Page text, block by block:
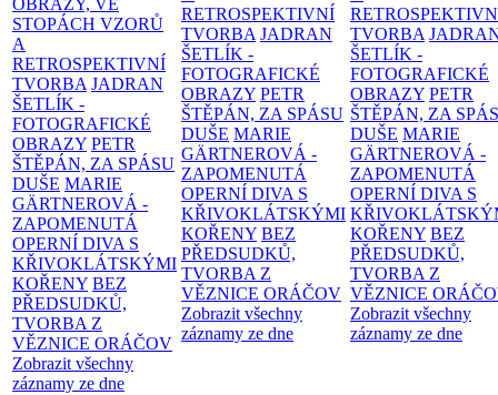
OBRAZY, VE
STOPÁCH VZORŮ
A
RETROSPEKTIVNÍ
TVORBA JADRAN
ŠETLÍK -
FOTOGRAFICKÉ
OBRAZY PETR
ŠTĚPÁN, ZA SPÁSU
DUŠE MARIE
GÄRTNEROVÁ -
ZAPOMENUTÁ
OPERNÍ DIVA S
KŘIVOKLÁTSKÝMI
KOŘENY BEZ
PŘEDSUDKŮ,
TVORBA Z
VĚZNICE ORÁČOV
Zobrazit všechny
záznamy ze dne
RETROSPEKTIVNÍ
TVORBA JADRAN
ŠETLÍK -
FOTOGRAFICKÉ
OBRAZY PETR
ŠTĚPÁN, ZA SPÁSU
DUŠE MARIE
GÄRTNEROVÁ -
ZAPOMENUTÁ
OPERNÍ DIVA S
KŘIVOKLÁTSKÝMI
KOŘENY BEZ
PŘEDSUDKŮ,
TVORBA Z
VĚZNICE ORÁČOV
Zobrazit všechny
záznamy ze dne
TVORBA
ŠETLÍK -
FOTOGRAFICKÉ
OBRAZY PETR
ŠTĚPÁN, ZA
DUŠE MARIE
GÄRTNEROVÁ -
ZAPOMENUTÁ
OPERNÍ DIVA S
KOŘENY BEZ
PŘEDSUDKŮ,
TVORBA Z
VĚZNICE
Zobrazit všechny
záznamy ze dne